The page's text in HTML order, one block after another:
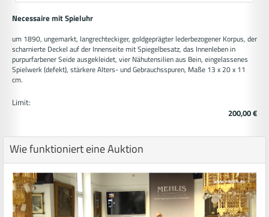
Necessaire mit Spieluhr
um 1890, ungemarkt, langrechteckiger, goldgeprägter lederbezogener Korpus, der
scharnierte Deckel auf der Innenseite mit Spiegelbesatz, das Innenleben in
purpurfarbener Seide ausgekleidet, vier Nähutensilien aus Bein, eingelassenes
Spielwerk (defekt), stärkere Alters- und Gebrauchsspuren, Maße 13 x 20 x 11
cm.
Limit:
200,00 €
Wie funktioniert eine Auktion